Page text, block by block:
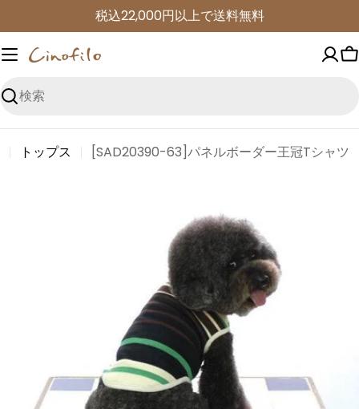
ン
テ
ツ
進
む
税込22,000円以上で送料無料
検
索
トップス
[SAD20390-63]パネルボーダー王冠Tシャツ
ーダルでメディア (0) を開く